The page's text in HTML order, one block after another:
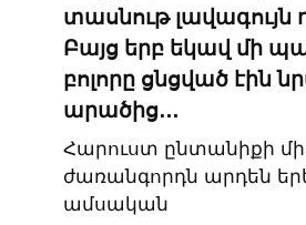
տասնութ լավագույն
Բայց երբ եկավ մի
բոլորը ցնցված էին
արածից…
Հարուստ ընտանիքի
ժառանգորդն արդեն
ամսական